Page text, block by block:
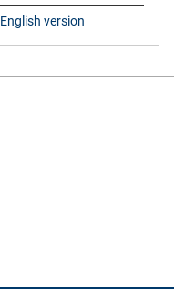
English version